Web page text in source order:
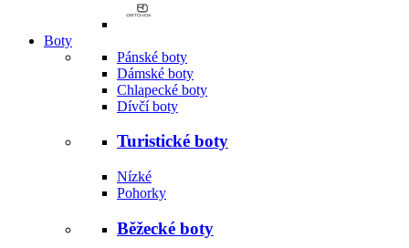
Boty
Pánské boty
Dámské boty
Chlapecké boty
Dívčí boty
Turistické boty
Nízké
Pohorky
Běžecké boty